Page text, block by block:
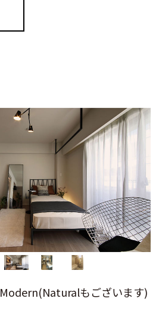
Modern(Naturalもございます)